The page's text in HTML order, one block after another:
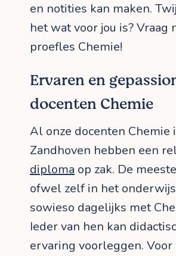
en notities kan maken.
het wat voor jou is? Vraag
proefles Chemie!
Ervaren en
docenten Chemie
Al onze docenten Chemie
Zandhoven hebben een
diploma op zak. De
ofwel zelf in het
sowieso dagelijks met
Ieder van hen kan
ervaring voorleggen. Voor